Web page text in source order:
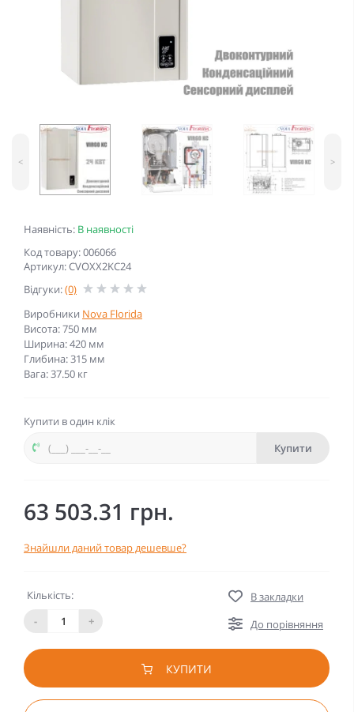
Наявність: В наявності
Код товару: 006066
Артикул: CVOXX2KC24
Відгуки:(0)
Виробники Nova Florida
Висота: 750 мм
Ширина: 420 мм
Глибина: 315 мм
Вага: 37.50 кг
< >
Купити в один клік
Купити
63 503.31 грн.
Знайшли даний товар дешевше?
Кількість:
-
+
В закладки
До порівняння
КУПИТИ